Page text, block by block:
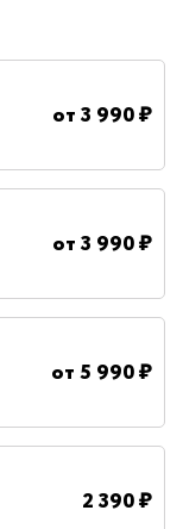
от3 990₽
от3 990₽
от5 990₽
2 390₽